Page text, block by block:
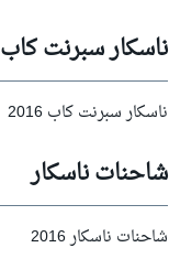
ناسكار سبرنت كاب
ناسكار سبرنت كاب 2016
شاحنات ناسكار
شاحنات ناسكار 2016